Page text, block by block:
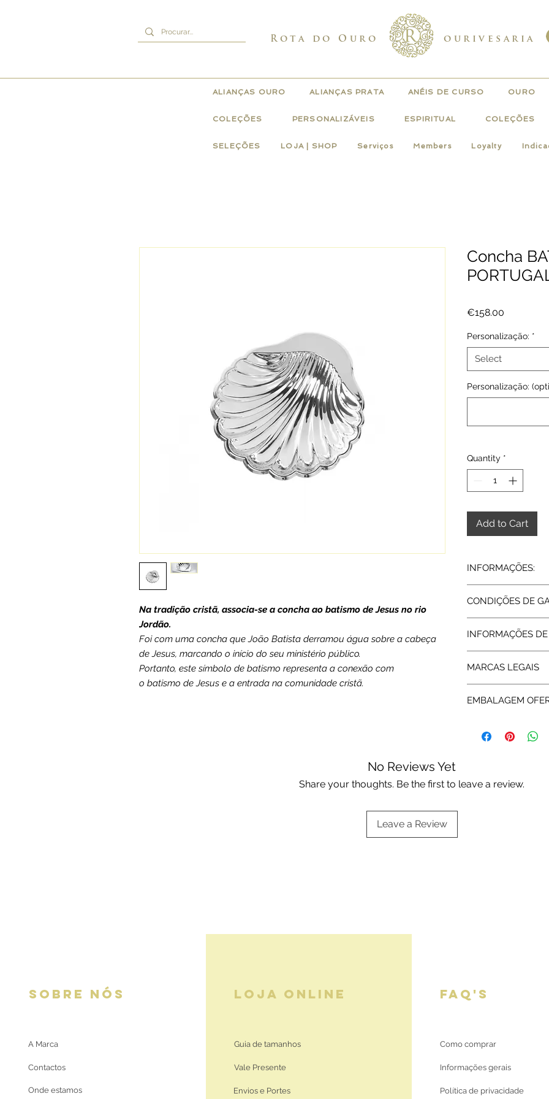
Rota do Ouro ourivesaria
ALIANÇAS OURO ALIANÇAS PRATA ANÉIS DE CURSO OURO
COLEÇÕES PERSONALIZÁVEIS ESPIRITUAL COLEÇÕES
SELEÇÕES LOJA | SHOP Serviços Members Loyalty
Na tradição cristã, associa-se a concha ao batismo de Jesus no rio
Jordão.
Foi com uma concha que João Batista derramou água sobre a cabeça
de Jesus, marcando o início do seu ministério público.
Portanto, este símbolo de batismo representa a conexão com
o batismo de Jesus e a entrada na comunidade cristã.
Concha
€158.00
Personalização: *
Select
Personalização:
Quantity *
Add to Cart
INFORMAÇÕES:
Dimensões: 9 x 9 cm
Peso: 17 grs
CONDIÇÕES DE
abrangidos pela
assegurada pelas
da garantia a Rota
INFORMAÇÕES
MARCAS LEGAIS
pela Rota do Ouro
EMBALAGEM
caixa original da
No Reviews Yet
Share your thoughts. Be the first to leave a review.
Leave a Review
SOBRE NÓS
A Marca
Contactos
Onde estamos
LOJA ONLINE
Guia de tamanhos
Vale Presente
Envios e Portes
FAQ'S
Como comprar
Informações gerais
Política de privacidade